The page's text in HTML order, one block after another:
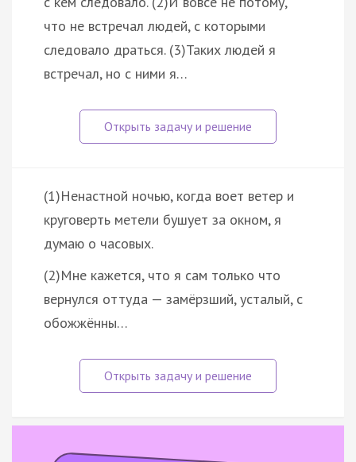
что не встречал людей, с которыми
следовало драться. (3)Таких людей я
встречал, но с ними я…
(1)Ненастной ночью, когда воет ветер и
круговерть метели бушует за окном, я
думаю о часовых.
(2)Мне кажется, что я сам только что
вернулся оттуда — замёрзший, усталый, с
обожжённы…